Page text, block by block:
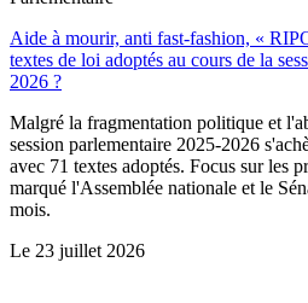
Aide à mourir, anti fast-fashion, «
textes de loi adoptés au cours de la
2026 ?
Malgré la fragmentation politique et
session parlementaire 2025-2026
avec 71 textes adoptés. Focus sur les
marqué l'Assemblée nationale et le
mois.
Le 23 juillet 2026